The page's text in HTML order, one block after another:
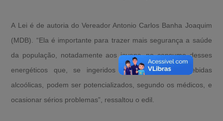
A Lei é de autoria do Vereador Antonio Carlos Banha Joaquim
(MDB). “Ela é importante para trazer mais segurança a saúde
da população, notadamente aos jovens, no consumo desses
energéticos que, se ingeridos junto com outras bebidas
alcoólicas, podem ser potencializados, segundo os médicos, e
ocasionar sérios problemas”, ressaltou o edil.